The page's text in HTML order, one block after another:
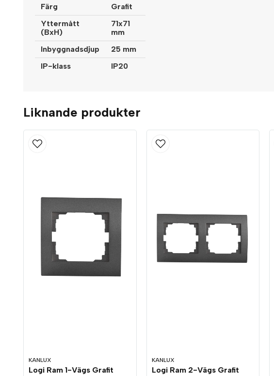
Färg
Grafit
Yttermått
(BxH)
71x71
mm
Inbyggnadsdjup
25 mm
IP-klass
IP20
Liknande produkter
KANLUX
Logi Ram 1-Vägs Grafit
KANLUX
Logi Ram 2-Vägs Grafit